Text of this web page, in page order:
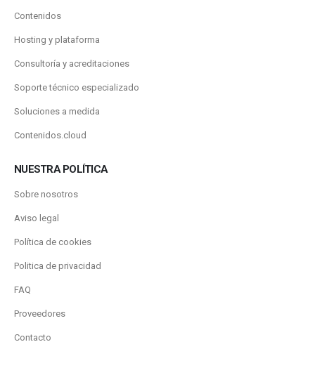
Contenidos
Hosting y plataforma
Consultoría y acreditaciones
Soporte técnico especializado
Soluciones a medida
Contenidos.cloud
NUESTRA POLÍTICA
Sobre nosotros
Aviso legal
Política de cookies
Politica de privacidad
FAQ
Proveedores
Contacto